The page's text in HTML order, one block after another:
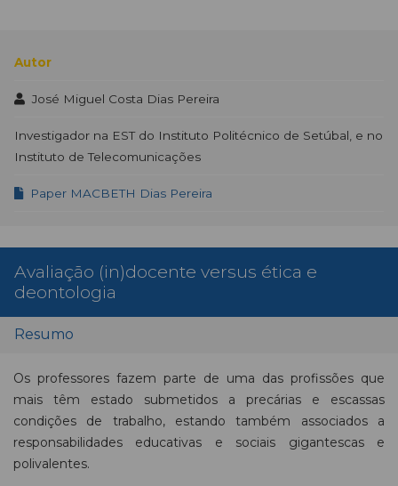
Autor
José Miguel Costa Dias Pereira
Investigador na EST do Instituto Politécnico de Setúbal, e no
Instituto de Telecomunicações
Paper MACBETH Dias Pereira
Avaliação (in)docente versus ética e
deontologia
Resumo
Os professores fazem parte de uma das profissões que
mais têm estado submetidos a precárias e escassas
condições de trabalho, estando também associados a
responsabilidades educativas e sociais gigantescas e
polivalentes.